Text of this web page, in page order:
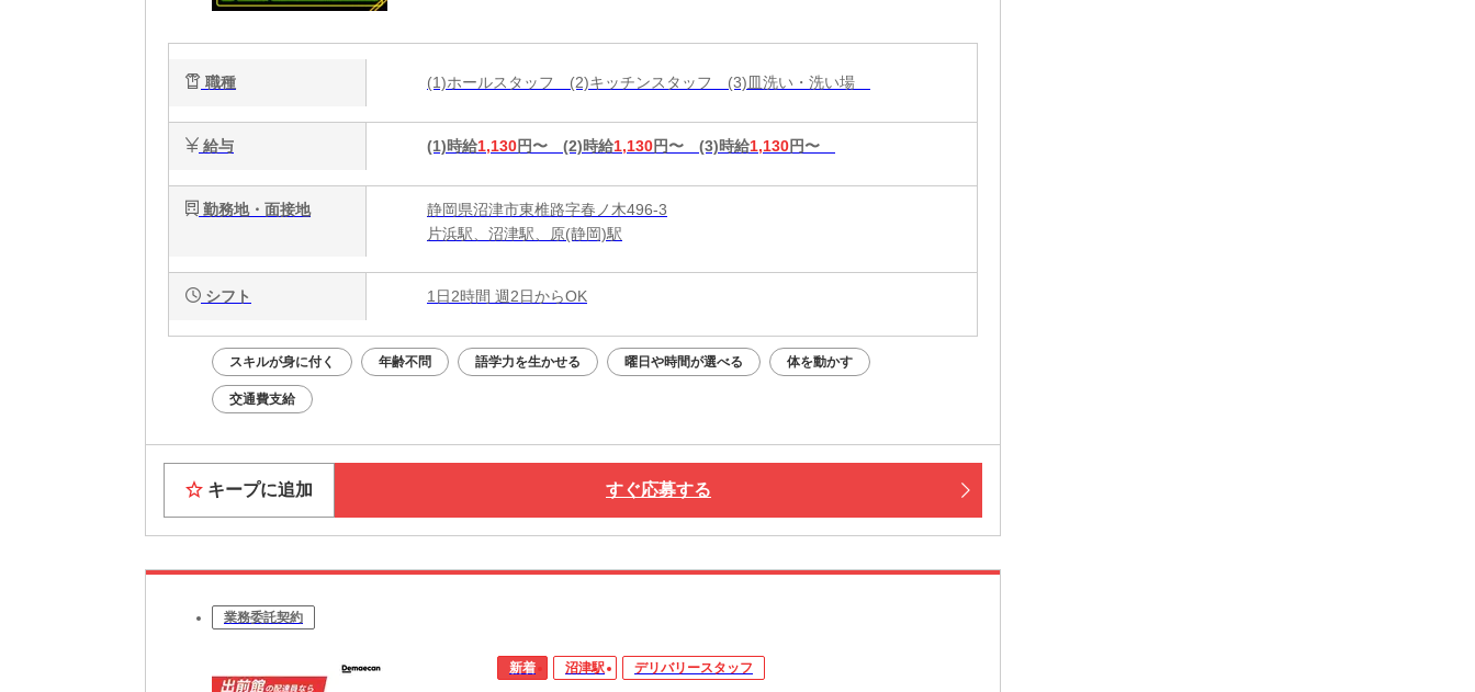
職種 (1)ホールスタッフ (2)キッチンスタッフ (3)皿洗い・洗い場
給与 (1)時給1,130円〜 (2)時給1,130円〜 (3)時給1,130円〜
勤務地・面接地
静岡県沼津市東椎路字春ノ木496-3
片浜駅、沼津駅、原(静岡)駅
シフト 1日2時間 週2日からOK
スキルが身に付く 年齢不問 語学力を生かせる 曜日や時間が選べる 体を動かす
交通費支給
キープに追加 すぐ応募する
業務委託契約
新着 沼津駅 デリバリースタッフ